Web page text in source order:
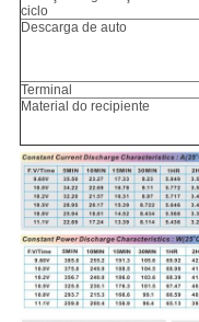
ciclo
Descarga de auto
Terminal
Material do recipiente